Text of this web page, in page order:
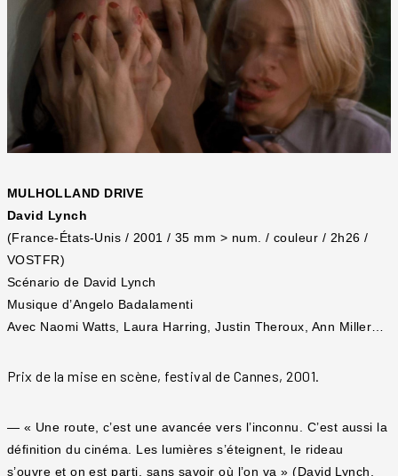
MULHOLLAND DRIVE
David Lynch
(France-États-Unis / 2001 / 35 mm > num. / couleur / 2h26 /
VOSTFR)
Scénario de David Lynch
Musique d’Angelo Badalamenti
Avec Naomi Watts, Laura Harring, Justin Theroux, Ann Miller…
Prix de la mise en scène, festival de Cannes, 2001.
— « Une route, c’est une avancée vers l’inconnu. C’est aussi la
définition du cinéma. Les lumières s’éteignent, le rideau
s’ouvre et on est parti, sans savoir où l’on va » (David Lynch,